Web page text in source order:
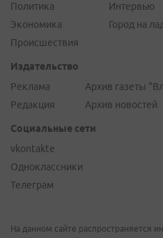
Политика
Экономика
Происшествия
Интервью
Город на
Издательство
Реклама
Редакция
Архив газеты
Архив новостей
Социальные сети
vkontakte
Одноклассники
Телеграм
На данном сайте распространяется